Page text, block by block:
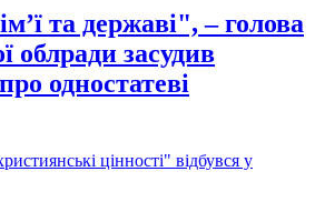
та державі", – голова
облради засудив
одностатеві
цінності" відбувся у